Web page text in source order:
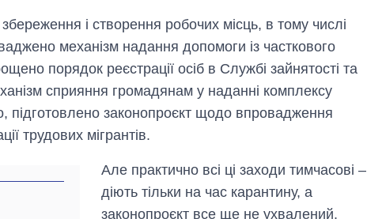
і створення робочих місць, в тому числі
механізм надання допомоги із часткового
порядок реєстрації осіб в Службі зайнятості та
сприяння громадянам у наданні комплексу
підготовлено законопроєкт щодо впровадження
трудових мігрантів.
Але практично всі ці заходи тимчасові –
діють тільки на час карантину, а
законопроєкт все ще не ухвалений.